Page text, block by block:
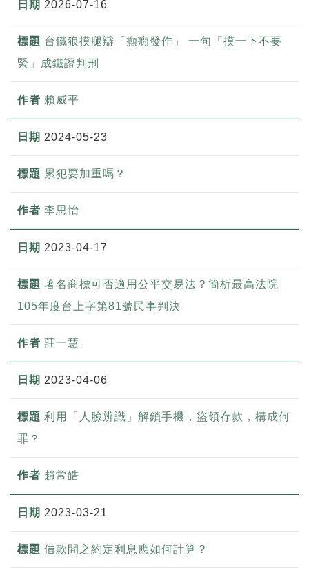
2026-07-16
台鐵狼摸腿辯「癲癇發作」 一句「摸一下不要
緊」成鐵證判刑
賴威平
2024-05-23
累犯要加重嗎？
李思怡
2023-04-17
著名商標可否適用公平交易法？簡析最高法院
105年度台上字第81號民事判決
莊一慧
2023-04-06
利用「人臉辨識」解鎖手機，盜領存款，構成何
罪？
趙常皓
2023-03-21
借款間之約定利息應如何計算？